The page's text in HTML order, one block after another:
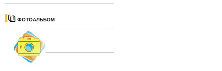
ФОТОАЛЬБОМ